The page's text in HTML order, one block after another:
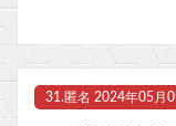
31. 匿名 2024年05月